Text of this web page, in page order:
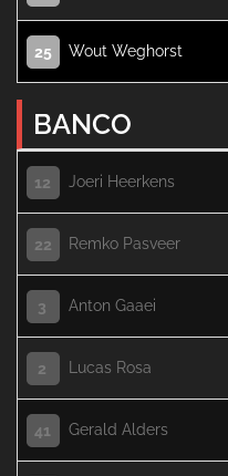
25 Wout Weghorst
BANCO
12 Joeri Heerkens
22 Remko Pasveer
3 Anton Gaaei
2 Lucas Rosa
41 Gerald Alders